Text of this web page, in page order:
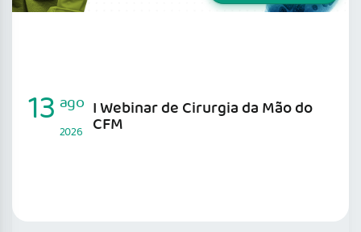
I Webinar de Cirurgia da Mão do
CFM
13 ago
2026